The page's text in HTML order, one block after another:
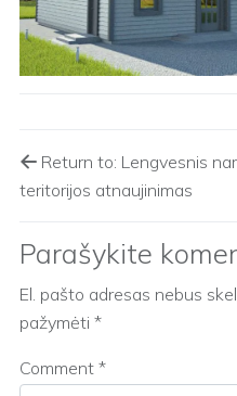
Return to: Lengvesnis
teritorijos atnaujinimas
Parašykite
El. pašto adresas nebus
pažymėti *
Comment *